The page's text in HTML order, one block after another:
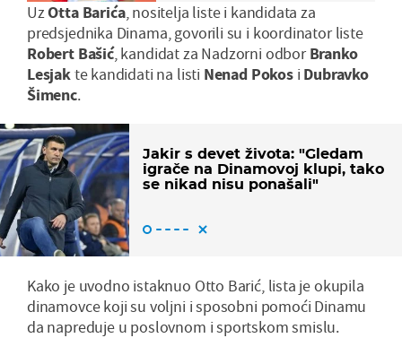
UzOtta Barića, nositelja liste i kandidata za
predsjednika Dinama, govorili su i koordinator liste
Robert Bašić, kandidat za Nadzorni odborBranko
Lesjakte kandidati na listi Nenad Pokosi Dubravko
Šimenc.
Jakir s devet života: "Gledam
igrače na Dinamovoj klupi, tako
se nikad nisu ponašali"
Kako je uvodno istaknuo Otto Barić, lista je okupila
dinamovce koji su voljni i sposobni pomoći Dinamu
da napreduje u poslovnom i sportskom smislu.